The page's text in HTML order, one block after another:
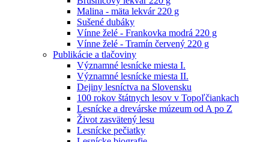
Malina - mäta lekvár 220 g
Sušené dubáky
Vínne želé - Frankovka modrá 220 g
Vínne želé - Tramín červený 220 g
Publikácie a tlačoviny
Významné lesnícke miesta I.
Významné lesnícke miesta II.
Dejiny lesníctva na Slovensku
100 rokov štátnych lesov v Topoľčiankach
Lesnícke a drevárske múzeum od A po Z
Život zasvätený lesu
Lesnícke pečiatky